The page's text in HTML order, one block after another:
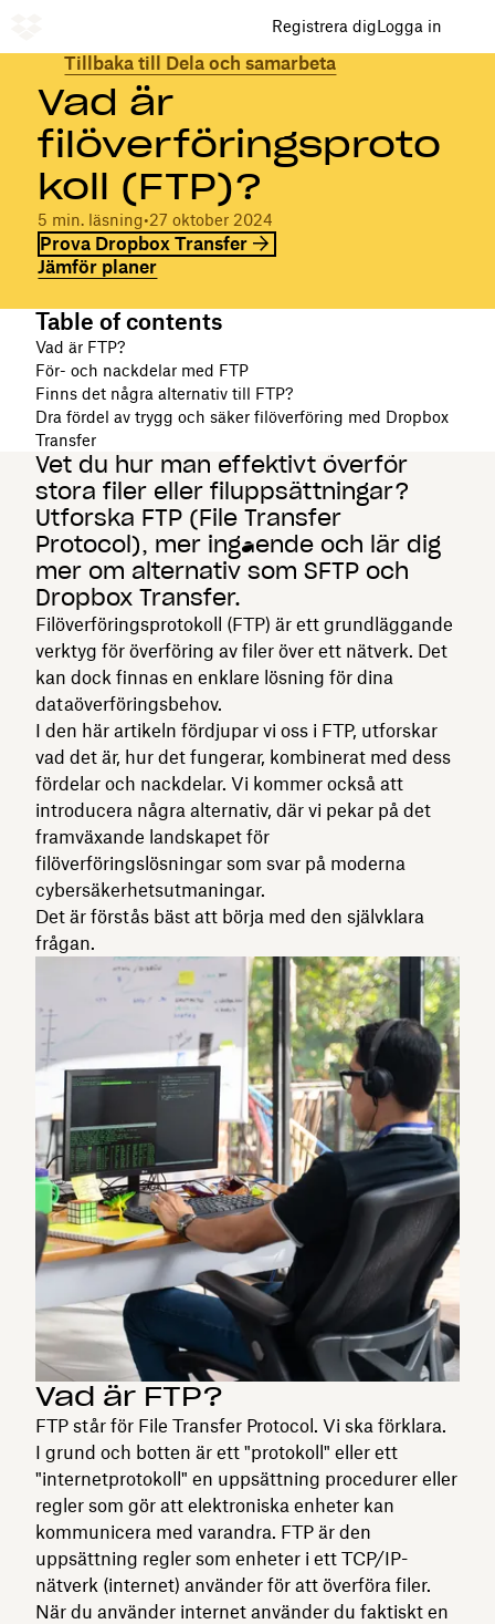
Registrera digLogga in
Tillbaka till Dela och samarbeta
Vad är
filöverföringsproto
koll (FTP)?
5 min. läsning•27 oktober 2024
Prova Dropbox Transfer
Jämför planer
Table of contents
Vad är FTP?
För- och nackdelar med FTP
Finns det några alternativ till FTP?
Dra fördel av trygg och säker filöverföring med Dropbox
Transfer
Vet du hur man effektivt överför
stora filer eller filuppsättningar?
Utforska FTP (File Transfer
Protocol), mer ingående och lär dig
mer om alternativ som SFTP och
Dropbox Transfer.
Filöverföringsprotokoll (FTP) är ett grundläggande
verktyg för överföring av filer över ett nätverk. Det
kan dock finnas en enklare lösning för dina
dataöverföringsbehov.
I den här artikeln fördjupar vi oss i FTP, utforskar
vad det är, hur det fungerar, kombinerat med dess
fördelar och nackdelar. Vi kommer också att
introducera några alternativ, där vi pekar på det
framväxande landskapet för
filöverföringslösningar som svar på moderna
cybersäkerhetsutmaningar.
Det är förstås bäst att börja med den självklara
frågan.
Vad är FTP?
FTP står för File Transfer Protocol. Vi ska förklara.
I grund och botten är ett "protokoll" eller ett
"internetprotokoll" en uppsättning procedurer eller
regler som gör att elektroniska enheter kan
kommunicera med varandra. FTP är den
uppsättning regler som enheter i ett TCP/IP-
nätverk (internet) använder för att överföra filer.
När du använder internet använder du faktiskt en